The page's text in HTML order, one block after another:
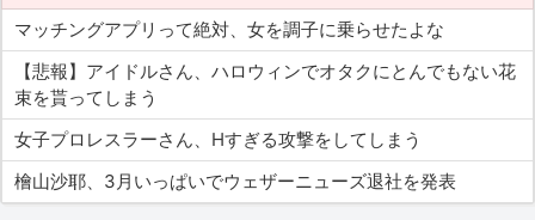
アダルト
マッチングアプリって絶対、女を調子に乗らせたよな
【悲報】アイドルさん、ハロウィンでオタクにとんでもない花
束を貰ってしまう
女子プロレスラーさん、Hすぎる攻撃をしてしまう
檜山沙耶、3月いっぱいでウェザーニューズ退社を発表